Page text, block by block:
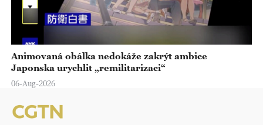
Animovaná obálka nedokáže zakrýt ambice
Japonska urychlit „remilitarizaci“
06-Aug-2026